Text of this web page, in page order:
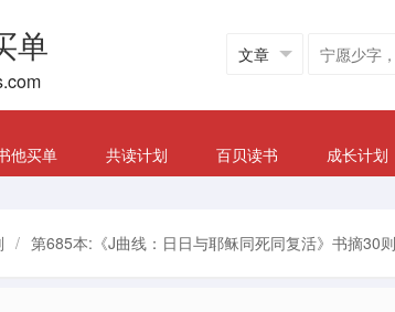
单
他买单 共读计划 百贝读书 成长计划
/ 第685本:《J曲线：日日与耶稣同死同复活》书摘30则